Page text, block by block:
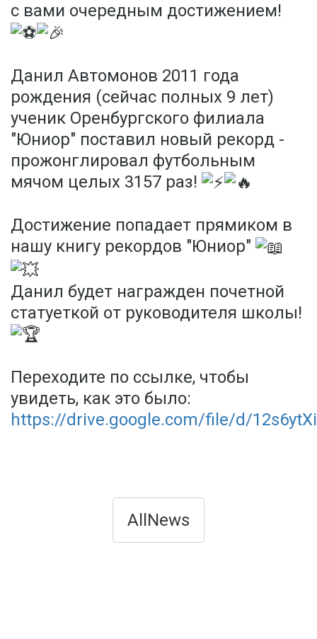
с вами очередным достижением!
Данил Автомонов 2011 года
рождения (сейчас полных 9 лет)
ученик Оренбургского филиала
"Юниор" поставил новый рекорд -
прожонглировал футбольным
мячом целых 3157 раз!
Достижение попадает прямиком в
нашу книгу рекордов "Юниор"
Данил будет награжден почетной
статуеткой от руководителя школы!
Переходите по ссылке, чтобы
увидеть, как это было:
https://drive.google.com/file/d/
AllNews